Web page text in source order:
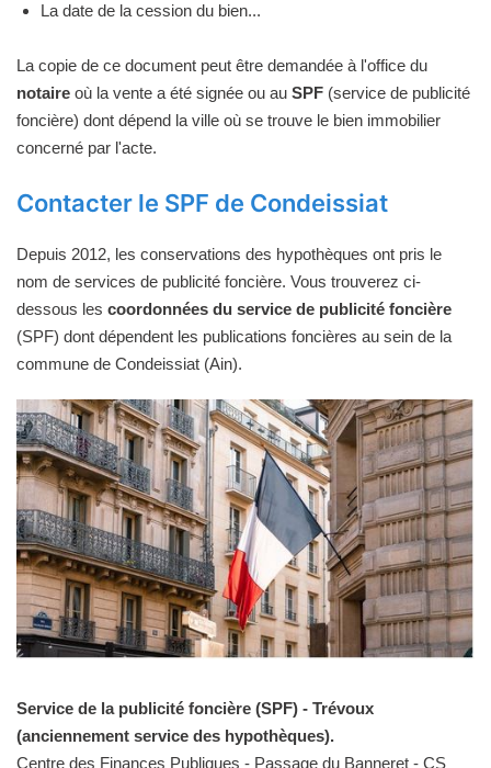
La date de la cession du bien...
La copie de ce document peut être demandée à l'office du
notaire où la vente a été signée ou au SPF (service de publicité
foncière) dont dépend la ville où se trouve le bien immobilier
concerné par l'acte.
Contacter le SPF de Condeissiat
Depuis 2012, les conservations des hypothèques ont pris le
nom de services de publicité foncière. Vous trouverez ci-
dessous les coordonnées du service de publicité foncière
(SPF) dont dépendent les publications foncières au sein de la
commune de Condeissiat (Ain).
Service de la publicité foncière (SPF) - Trévoux
(anciennement service des hypothèques).
Centre des Finances Publiques - Passage du Banneret - CS